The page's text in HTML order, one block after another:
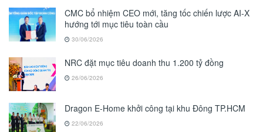
CMC bổ nhiệm CEO mới, tăng tốc chiến lược AI-X
hướng tới mục tiêu toàn cầu
30/06/2026
NRC đặt mục tiêu doanh thu 1.200 tỷ đồng
26/06/2026
Dragon E-Home khởi công tại khu Đông TP.HCM
22/06/2026